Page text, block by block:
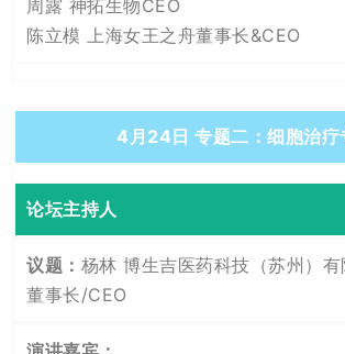
周露 神拓生物CEO
陈立模 上海女王之舟董事长&CEO
4月24日 专题二：细胞治疗
论坛主持人
杨林 博生吉医药科技（苏州）
董事长/CEO